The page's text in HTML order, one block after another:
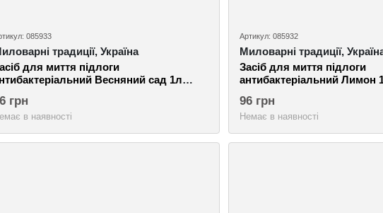
085933
традиції, Україна
для миття підлоги
Весняний сад 1л
грн
в наявності
Артикул: 085932
Миловарні традиції,
Засіб для миття підлоги
антибактеріальний Лимон
96 грн
Немає в наявності